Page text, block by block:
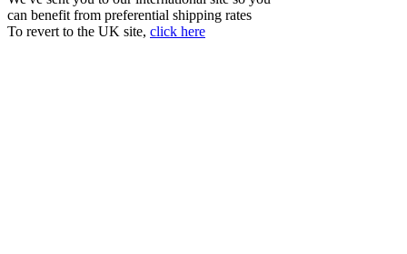
can benefit from preferential shipping rates
To revert to the UK site, click here